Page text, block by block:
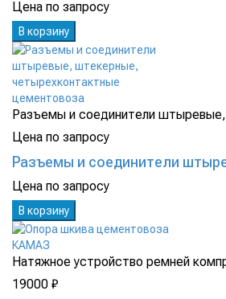
Цена по запросу
В корзину
Разъемы и соединители штыревые,
Цена по запросу
Разъемы и соединители
Цена по запросу
В корзину
Натяжное устройство ремней
19000 ₽